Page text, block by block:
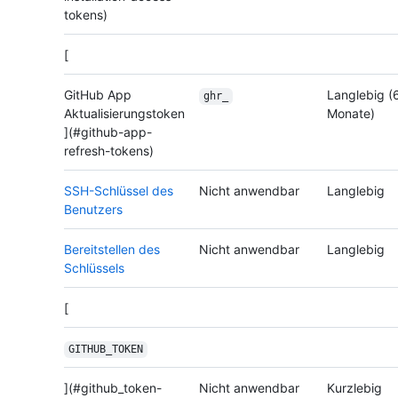
tokens)
[
GitHub App
Aktualisierungstoken
](#github-app-
refresh-tokens)
ghr_
Langlebig
Monate)
SSH-Schlüssel des
Benutzers
Nicht anwendbar Langlebig
Bereitstellen des
Schlüssels
Nicht anwendbar Langlebig
[
GITHUB_TOKEN
](#github_token- Nicht anwendbar Kurzlebig